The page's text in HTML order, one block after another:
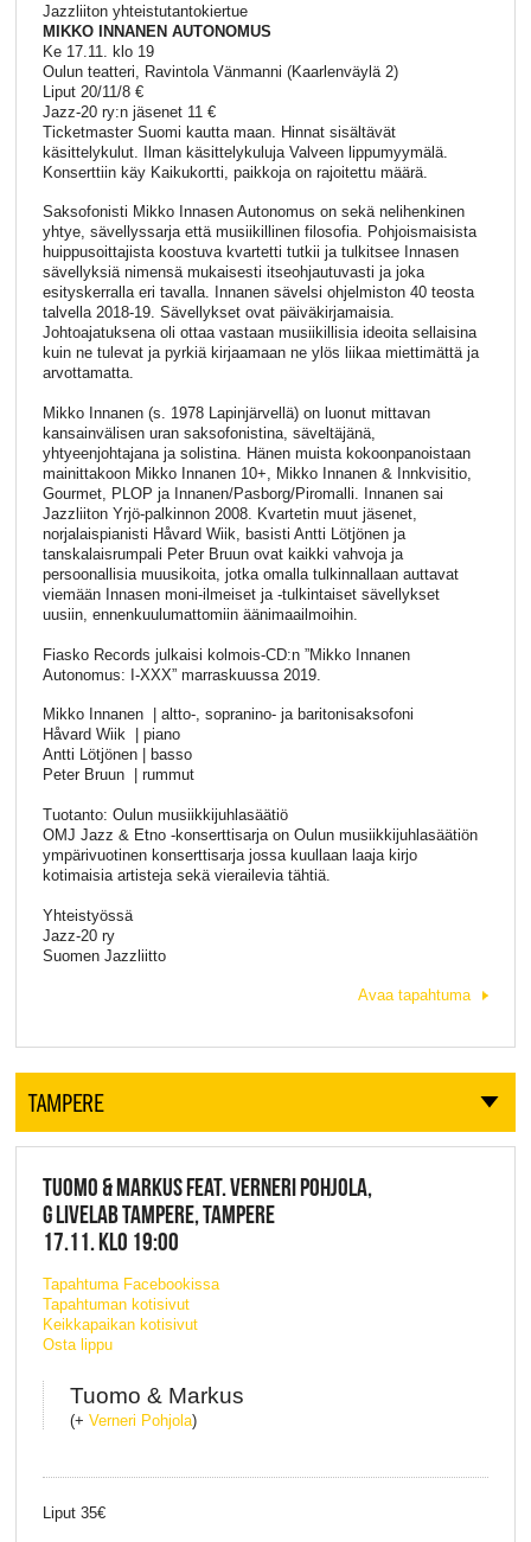
Jazzliiton yhteistutantokiertue
MIKKO INNANEN AUTONOMUS
Ke 17.11. klo 19
Oulun teatteri, Ravintola Vänmanni (Kaarlenväylä 2)
Liput 20/11/8 €
Jazz-20 ry:n jäsenet 11 €
Ticketmaster Suomi kautta maan. Hinnat sisältävät
käsittelykulut. Ilman käsittelykuluja Valveen lippumyymälä.
Konserttiin käy Kaikukortti, paikkoja on rajoitettu määrä.
Saksofonisti Mikko Innasen Autonomus on sekä nelihenkinen
yhtye, sävellyssarja että musiikillinen filosofia. Pohjoismaisista
huippusoittajista koostuva kvartetti tutkii ja tulkitsee Innasen
sävellyksiä nimensä mukaisesti itseohjautuvasti ja joka
esityskerralla eri tavalla. Innanen sävelsi ohjelmiston 40 teosta
talvella 2018-19. Sävellykset ovat päiväkirjamaisia.
Johtoajatuksena oli ottaa vastaan musiikillisia ideoita sellaisina
kuin ne tulevat ja pyrkiä kirjaamaan ne ylös liikaa miettimättä ja
arvottamatta.
Mikko Innanen (s. 1978 Lapinjärvellä) on luonut mittavan
kansainvälisen uran saksofonistina, säveltäjänä,
yhtyeenjohtajana ja solistina. Hänen muista kokoonpanoistaan
mainittakoon Mikko Innanen 10+, Mikko Innanen & Innkvisitio,
Gourmet, PLOP ja Innanen/Pasborg/Piromalli. Innanen sai
Jazzliiton Yrjö-palkinnon 2008. Kvartetin muut jäsenet,
norjalaispianisti Håvard Wiik, basisti Antti Lötjönen ja
tanskalaisrumpali Peter Bruun ovat kaikki vahvoja ja
persoonallisia muusikoita, jotka omalla tulkinnallaan auttavat
viemään Innasen moni-ilmeiset ja -tulkintaiset sävellykset
uusiin, ennenkuulumattomiin äänimaailmoihin.
Fiasko Records julkaisi kolmois-CD:n ”Mikko Innanen
Autonomus: I-XXX” marraskuussa 2019.
Mikko Innanen
| altto-, sopranino- ja baritonisaksofoni
Håvard Wiik
| piano
Antti Lötjönen | basso
Peter Bruun
| rummut
Tuotanto: Oulun musiikkijuhlasäätiö
OMJ Jazz & Etno -konserttisarja on Oulun musiikkijuhlasäätiön
ympärivuotinen konserttisarja jossa kuullaan laaja kirjo
kotimaisia artisteja sekä vierailevia tähtiä.
Yhteistyössä
Jazz-20 ry
Suomen Jazzliitto
Avaa tapahtuma
TAMPERE
TUOMO & MARKUS FEAT. VERNERI POHJOLA,
G LIVELAB TAMPERE, TAMPERE
17.11. KLO 19:00
Tapahtuma Facebookissa
Tapahtuman kotisivut
Keikkapaikan kotisivut
Osta lippu
Tuomo & Markus
(+ Verneri Pohjola)
Liput 35€